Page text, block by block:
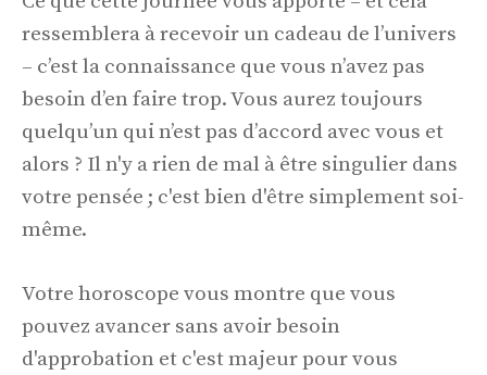
ressemblera à recevoir un cadeau de l’univers
– c’est la connaissance que vous n’avez pas
besoin d’en faire trop. Vous aurez toujours
quelqu’un qui n’est pas d’accord avec vous et
alors ? Il n'y a rien de mal à être singulier dans
votre pensée ; c'est bien d'être simplement soi-
même.
Votre horoscope vous montre que vous
pouvez avancer sans avoir besoin
d'approbation et c'est majeur pour vous